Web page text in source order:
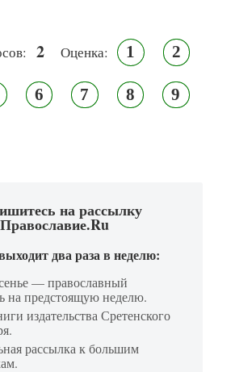
2 Оценка: 1 2
6 7 8 9
на рассылку
Православие.Ru
два раза в неделю:
— православный
на предстоящую неделю.
издательства Сретенского
рассылка к большим